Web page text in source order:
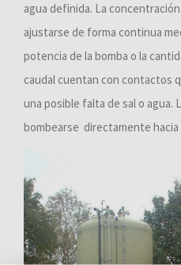
agua definida. La
ajustarse de forma continua
potencia de la bomba o la
caudal cuentan con contactos
una posible falta de sal o agua.
bombearse directamente